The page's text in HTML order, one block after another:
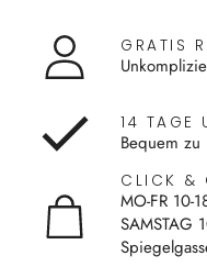
GRATIS
14 TAGE
Bequem
CLICK &
MO-FR 10-
SAMSTAG